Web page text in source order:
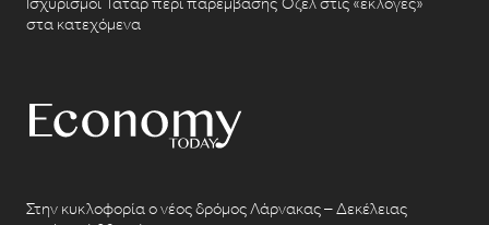
στα κατεχόμενα
Στην κυκλοφορία ο νέος δρόμος Λάρνακας – Δεκέλειας